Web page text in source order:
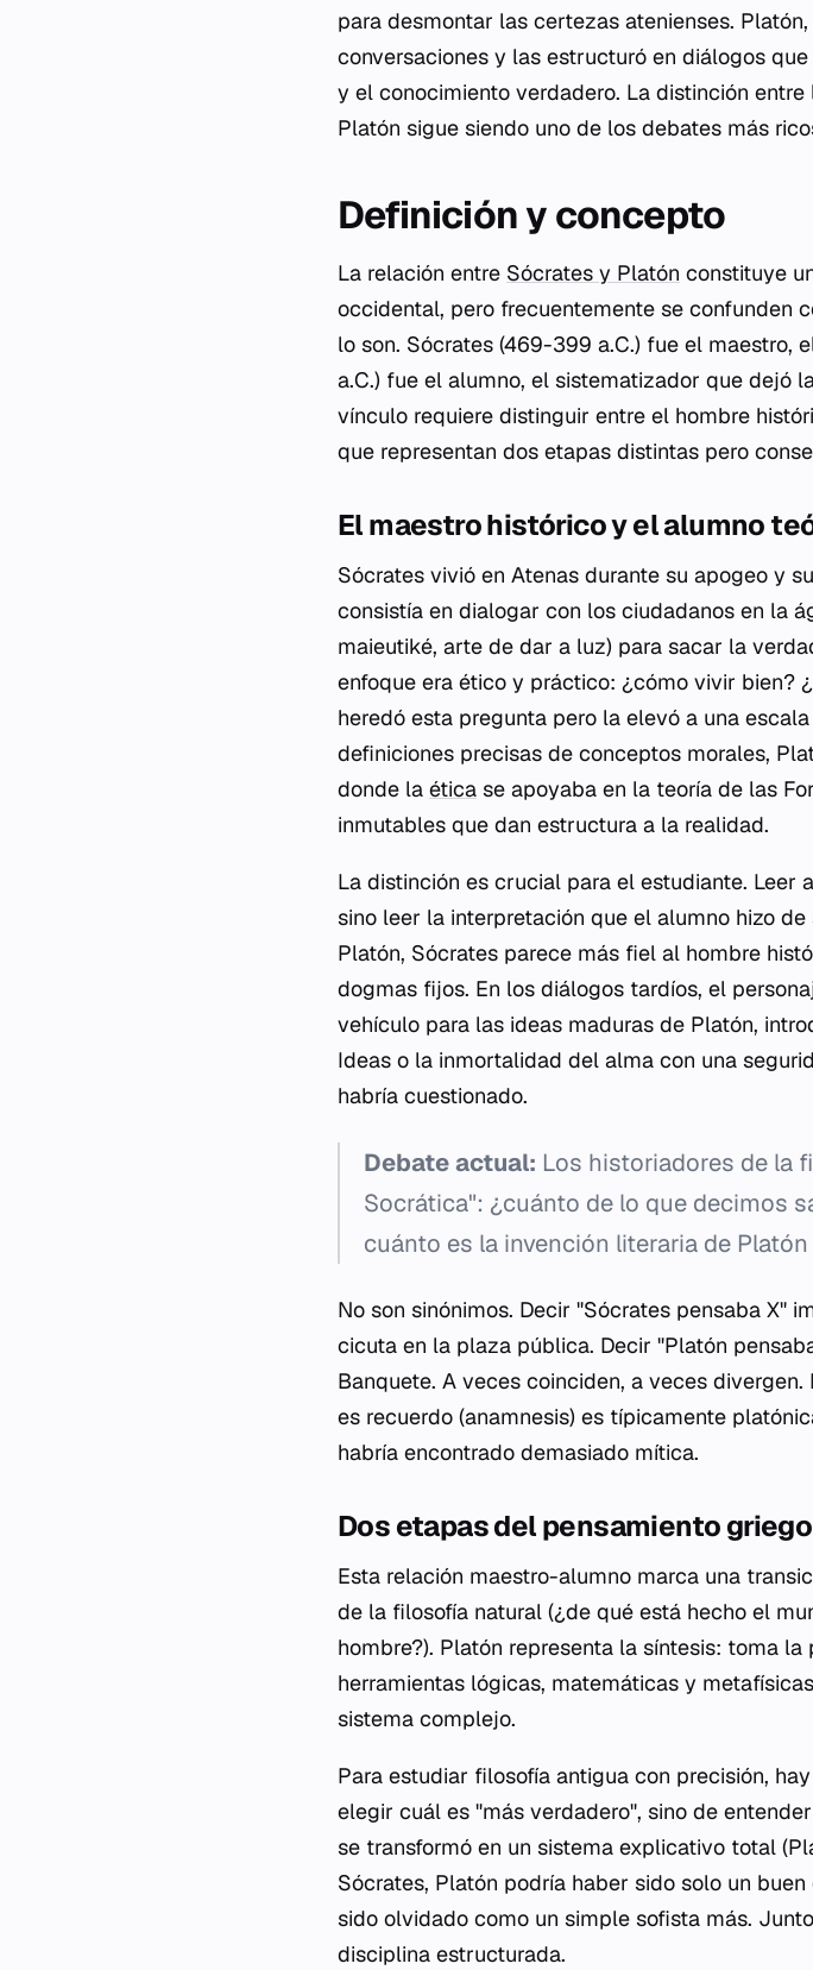
para desmontar las certezas atenienses.
conversaciones y las estructuró en diálogos
y el conocimiento verdadero. La distinción
Platón sigue siendo uno de los debates más
Definición y concepto
La relación entre Sócrates y Platón constituye
occidental, pero frecuentemente se confunden
lo son. Sócrates (469-399 a.C.) fue el maestro,
a.C.) fue el alumno, el sistematizador que dejó
vínculo requiere distinguir entre el hombre
que representan dos etapas distintas pero
El maestro histórico y el alumno
Sócrates vivió en Atenas durante su apogeo y
consistía en dialogar con los ciudadanos en la
maieutiké, arte de dar a luz) para sacar la
enfoque era ético y práctico: ¿cómo vivir bien?
heredó esta pregunta pero la elevó a una
definiciones precisas de conceptos morales,
donde la ética se apoyaba en la teoría de las
inmutables que dan estructura a la realidad.
La distinción es crucial para el estudiante. Leer
sino leer la interpretación que el alumno hizo
Platón, Sócrates parece más fiel al hombre
dogmas fijos. En los diálogos tardíos, el
vehículo para las ideas maduras de Platón,
Ideas o la inmortalidad del alma con una
habría cuestionado.
Debate actual: Los historiadores de la
Socrática": ¿cuánto de lo que decimos
cuánto es la invención literaria de
No son sinónimos. Decir "Sócrates pensaba X"
cicuta en la plaza pública. Decir "Platón
Banquete. A veces coinciden, a veces
es recuerdo (anamnesis) es típicamente
habría encontrado demasiado mítica.
Dos etapas del pensamiento griego
Esta relación maestro-alumno marca una
de la filosofía natural (¿de qué está hecho el
hombre?). Platón representa la síntesis: toma
herramientas lógicas, matemáticas y
sistema complejo.
Para estudiar filosofía antigua con precisión,
elegir cuál es "más verdadero", sino de
se transformó en un sistema explicativo total
Sócrates, Platón podría haber sido solo un
sido olvidado como un simple sofista más.
disciplina estructurada.